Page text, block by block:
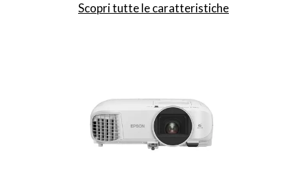
Scopri tutte le caratteristiche